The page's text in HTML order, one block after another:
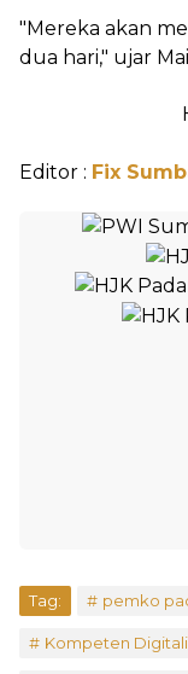
"Mereka akan
dua hari," ujar
Editor : Fix
Tag: pemko
Kompeten